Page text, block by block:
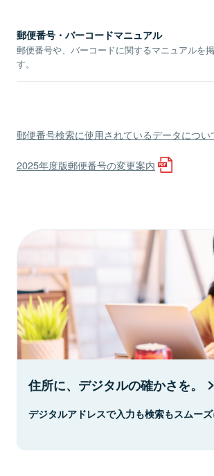
郵便番号・バーコードマニュアル
郵便番号や、バーコードに関するマニュアルを
す。
郵便番号検索に使用されているデータについ
2025年度版郵便番号の変更案内
住所に、デジタルの確かさを。
デジタルアドレスで入力も検索もスムーズ